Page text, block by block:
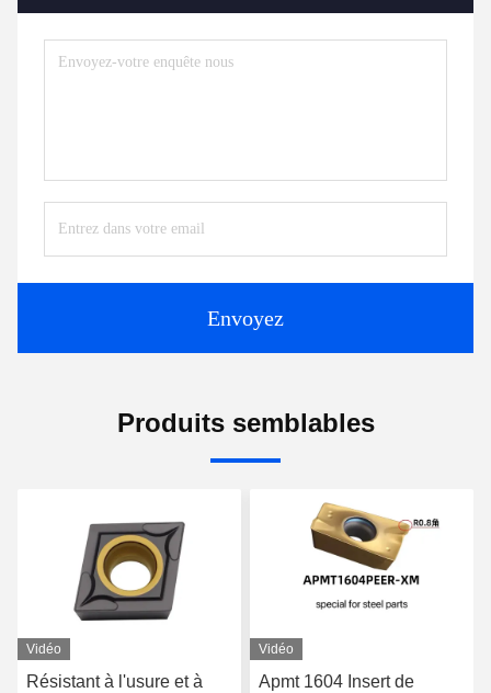
Envoyez
Produits semblables
Vidéo
Apmt 1604 Insert de
Vidéo
Carbure de tungstène